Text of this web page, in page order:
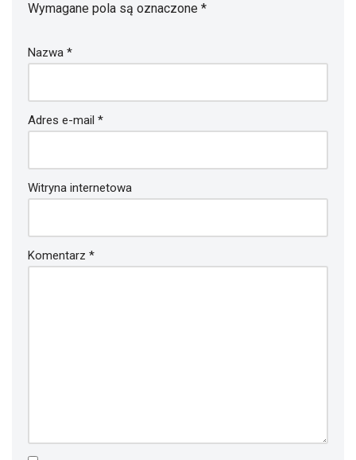
Wymagane pola są oznaczone *
Nazwa *
Adres e-mail *
Witryna internetowa
Komentarz *